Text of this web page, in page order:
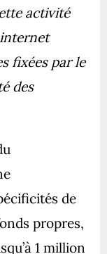
activité
internet
fixées par le
des
de
propres,
1 million